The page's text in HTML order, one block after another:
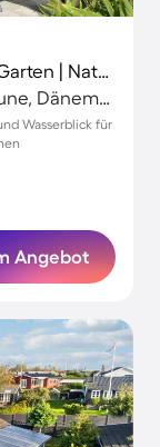
Ferienhaus mit Terrasse, Grill und Garten | Naturblick
Kerteminde, Kerteminde Kommune, Dänemark
Wasserblick für
Angebot